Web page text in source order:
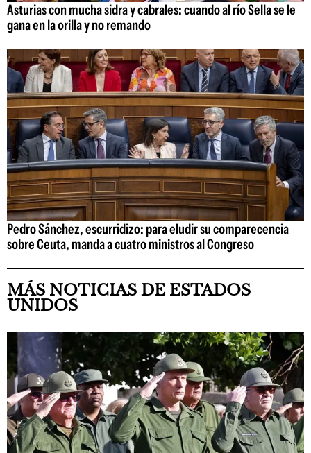
Asturias con mucha sidra y cabrales: cuando al río Sella se le
gana en la orilla y no remando
Pedro Sánchez, escurridizo: para eludir su comparecencia
sobre Ceuta, manda a cuatro ministros al Congreso
MÁS NOTICIAS DE ESTADOS
UNIDOS